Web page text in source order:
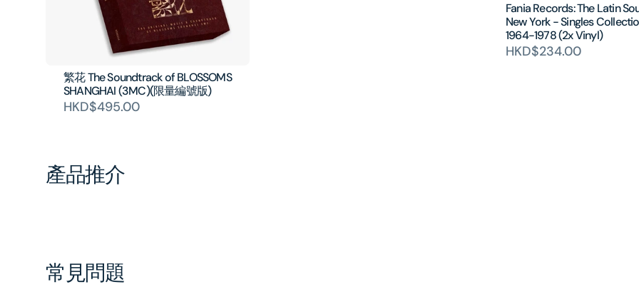
繁花 The Soundtrack of BLOSSOMS
SHANGHAI (3MC)(限量編號版)
HKD$495.00
Fania Records: The Latin
New York - Singles
1964-1978 (2x Vinyl)
HKD$234.00
產品推介
常見問題